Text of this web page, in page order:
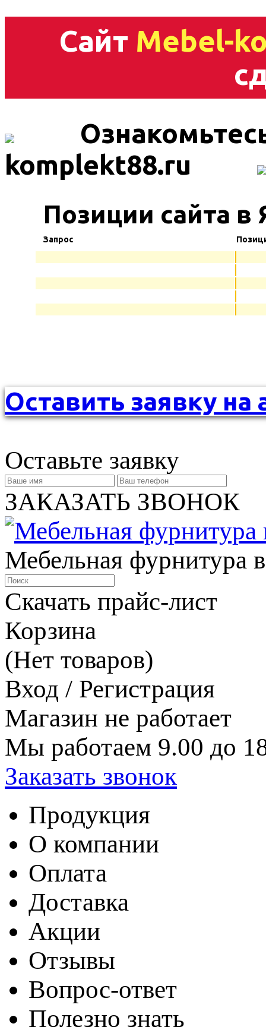
Сайт Mebel-
komplekt88.ru
Позиции сайта в
Запрос
Оставить заявку на
Оставьте заявку
ЗАКАЗАТЬ ЗВОНОК
Мебельная фурнитура
Скачать прайс-лист
Корзина
(Нет товаров)
Вход / Регистрация
Магазин не работает
Мы работаем 9.00 до
Заказать звонок
Продукция
О компании
Оплата
Доставка
Акции
Отзывы
Вопрос-ответ
Полезно знать